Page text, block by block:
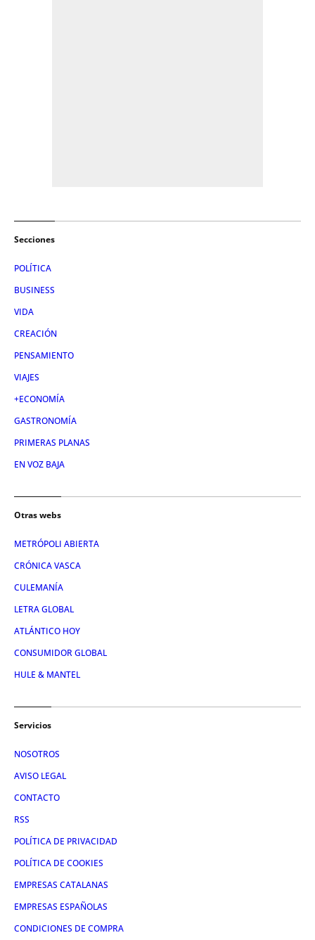
Secciones
POLÍTICA
BUSINESS
VIDA
CREACIÓN
PENSAMIENTO
VIAJES
+ECONOMÍA
GASTRONOMÍA
PRIMERAS PLANAS
EN VOZ BAJA
Otras webs
METRÓPOLI ABIERTA
CRÓNICA VASCA
CULEMANÍA
LETRA GLOBAL
ATLÁNTICO HOY
CONSUMIDOR GLOBAL
HULE & MANTEL
Servicios
NOSOTROS
AVISO LEGAL
CONTACTO
RSS
POLÍTICA DE PRIVACIDAD
POLÍTICA DE COOKIES
EMPRESAS CATALANAS
EMPRESAS ESPAÑOLAS
CONDICIONES DE COMPRA